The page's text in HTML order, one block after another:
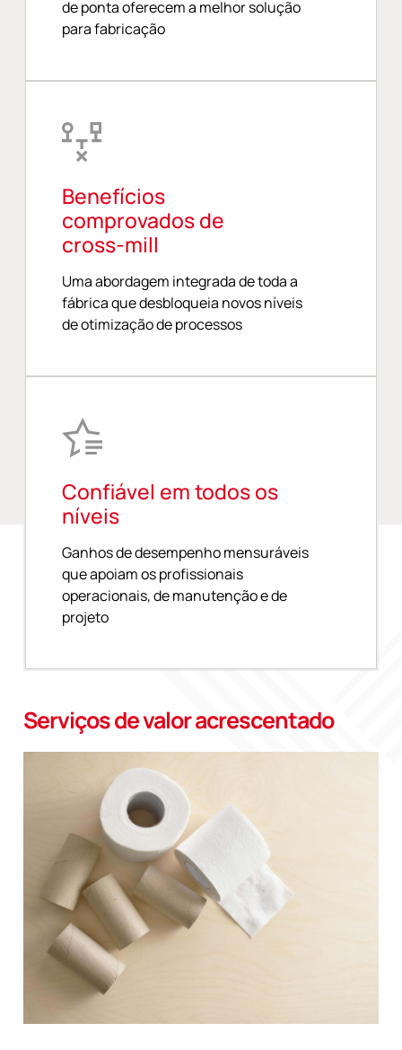
de ponta oferecem a melhor solução
para fabricação
Benefícios
comprovados de
cross-mill
Uma abordagem integrada de toda a
fábrica que desbloqueia novos níveis
de otimização de processos
Confiável em todos os
níveis
Ganhos de desempenho mensuráveis
que apoiam os profissionais
operacionais, de manutenção e de
projeto
Serviços de valor acrescentado